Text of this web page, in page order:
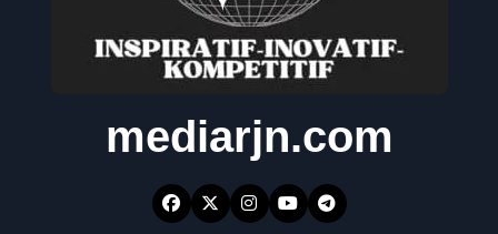
mediarjn.com